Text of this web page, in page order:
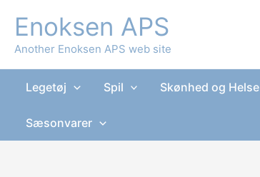
indholdet
Enoksen APS
Another Enoksen APS web site
Legetøj Spil Skønhed og Helse
Sæsonvarer